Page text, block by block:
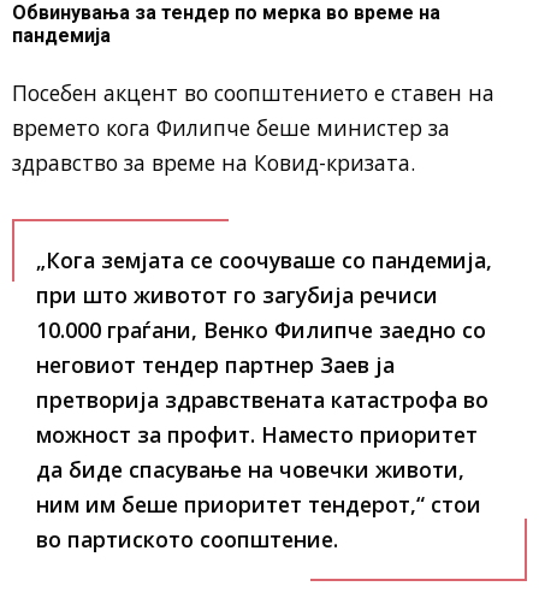
Обвинувања за тендер по мерка во време на
пандемија
Посебен акцент во соопштението е ставен на
времето кога Филипче беше министер за
здравство за време на Ковид-кризата.
„Кога земјата се соочуваше со пандемија,
при што животот го загубија речиси
10.000 граѓани, Венко Филипче заедно со
неговиот тендер партнер Заев ја
претворија здравствената катастрофа во
можност за профит. Наместо приоритет
да биде спасување на човечки животи,
ним им беше приоритет тендерот,“ стои
во партиското соопштение.